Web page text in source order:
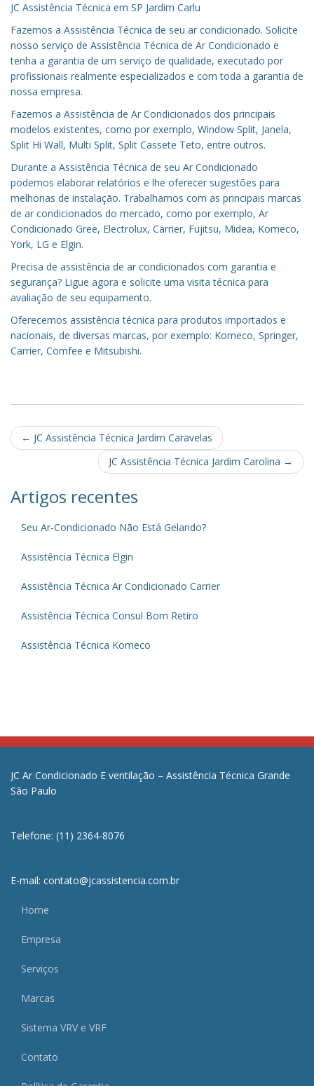
JC Assistência Técnica em SP Jardim Carlu
Fazemos a Assistência Técnica de seu ar condicionado. Solicite
nosso serviço de Assistência Técnica de Ar Condicionado e
tenha a garantia de um serviço de qualidade, executado por
profissionais realmente especializados e com toda a garantia de
nossa empresa.
Fazemos a Assistência de Ar Condicionados dos principais
modelos existentes, como por exemplo, Window Split, Janela,
Split Hi Wall, Multi Split, Split Cassete Teto, entre outros.
Durante a Assistência Técnica de seu Ar Condicionado
podemos elaborar relatórios e lhe oferecer sugestões para
melhorias de instalação. Trabalhamos com as principais marcas
de ar condicionados do mercado, como por exemplo, Ar
Condicionado Gree, Electrolux, Carrier, Fujitsu, Midea, Komeco,
York, LG e Elgin.
Precisa de assistência de ar condicionados com garantia e
segurança? Ligue agora e solicite uma visita técnica para
avaliação de seu equipamento.
Oferecemos assistência técnica para produtos importados e
nacionais, de diversas marcas, por exemplo: Komeco, Springer,
Carrier, Comfee e Mitsubishi.
Post
navigation
← JC Assistência Técnica Jardim Caravelas
JC Assistência Técnica Jardim Carolina →
Artigos recentes
Seu Ar-Condicionado Não Está Gelando?
Assistência Técnica Elgin
Assistência Técnica Ar Condicionado Carrier
Assistência Técnica Consul Bom Retiro
Assistência Técnica Komeco
JC Ar Condicionado E ventilação – Assistência Técnica Grande
São Paulo
Telefone: (11) 2364-8076
E-mail: contato@jcassistencia.com.br
Home
Empresa
Serviços
Marcas
Sistema VRV e VRF
Contato